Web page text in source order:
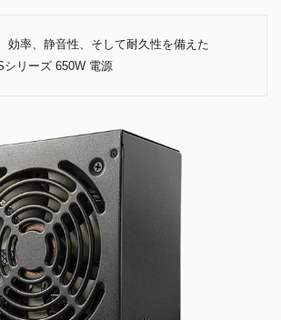
効率、静音性、そして耐久性を備えた
シリーズ 650W 電源